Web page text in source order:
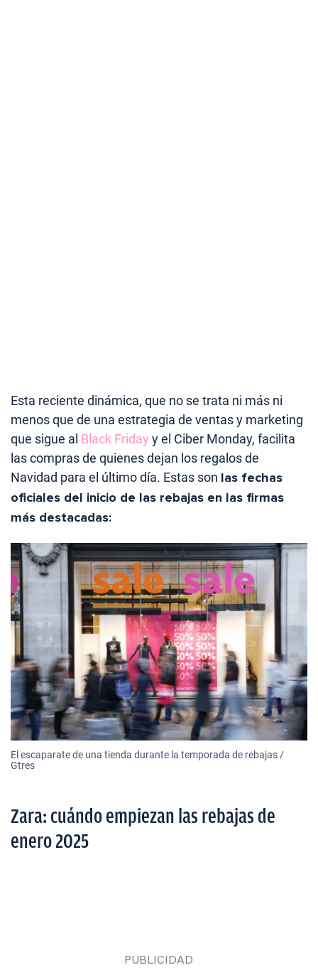
Esta reciente dinámica, que no se trata ni más ni
menos que de una estrategia de ventas y marketing
que sigue al Black Friday y el Ciber Monday, facilita
las compras de quienes dejan los regalos de
Navidad para el último día. Estas son las fechas
oficiales del inicio de las rebajas en las firmas
más destacadas:
El escaparate de una tienda durante la temporada de rebajas /
Gtres
Zara: cuándo empiezan las rebajas de
enero 2025